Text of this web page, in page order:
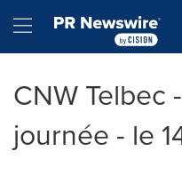
Hamburger menu
CNW Telbec
journée - le